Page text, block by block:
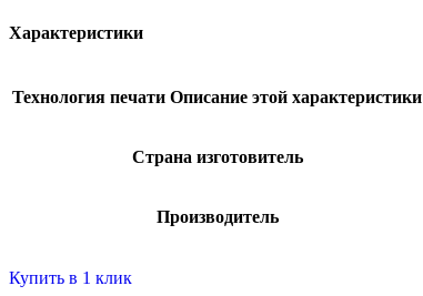
Характеристики
Технология печати Описание этой характеристики
Страна изготовитель
Производитель
Купить в 1 клик